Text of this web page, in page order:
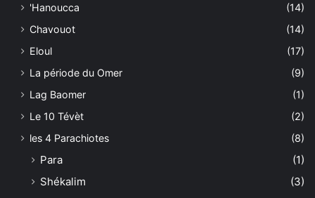
'Hanoucca
(14)
Chavouot
(14)
Eloul
(17)
La période du Omer
(9)
Lag Baomer
(1)
Le 10 Tévèt
(2)
les 4 Parachiotes
(8)
Para
(1)
Shékalim
(3)